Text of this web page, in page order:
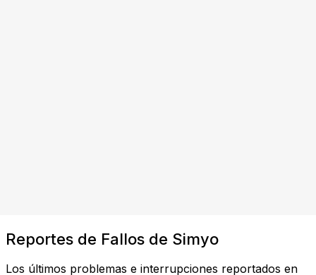
Reportes de Fallos de Simyo
Los últimos problemas e interrupciones reportados en